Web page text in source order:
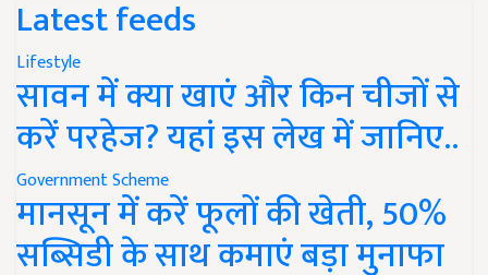
Latest feeds
Lifestyle
सावन में क्या खाएं और किन चीजों से
करें परहेज? यहां इस लेख में जानिए..
Government Scheme
मानसून में करें फूलों की खेती, 50%
सब्सिडी के साथ कमाएं बड़ा मुनाफा